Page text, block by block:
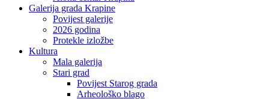
Galerija grada Krapine
Povijest galerije
2026 godina
Protekle izložbe
Kultura
Mala galerija
Stari grad
Povijest Starog grada
Arheološko blago